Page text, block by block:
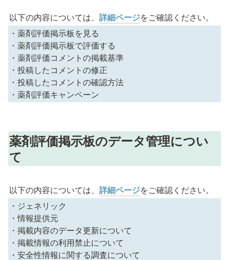
以下の内容については、 詳細ページをご確認ください。
・薬剤評価掲示板を見る
・薬剤評価掲示板で評価する
・薬剤評価コメントの掲載基準
・投稿したコメントの修正
・投稿したコメントの確認方法
・薬剤評価キャンペーン
薬剤評価掲示板のデータ管理につい
て
以下の内容については、 詳細ページをご確認ください。
・ジェネリック
・情報提供元
・掲載内容のデータ更新について
・掲載情報の利用禁止について
・安全性情報に関する調査について